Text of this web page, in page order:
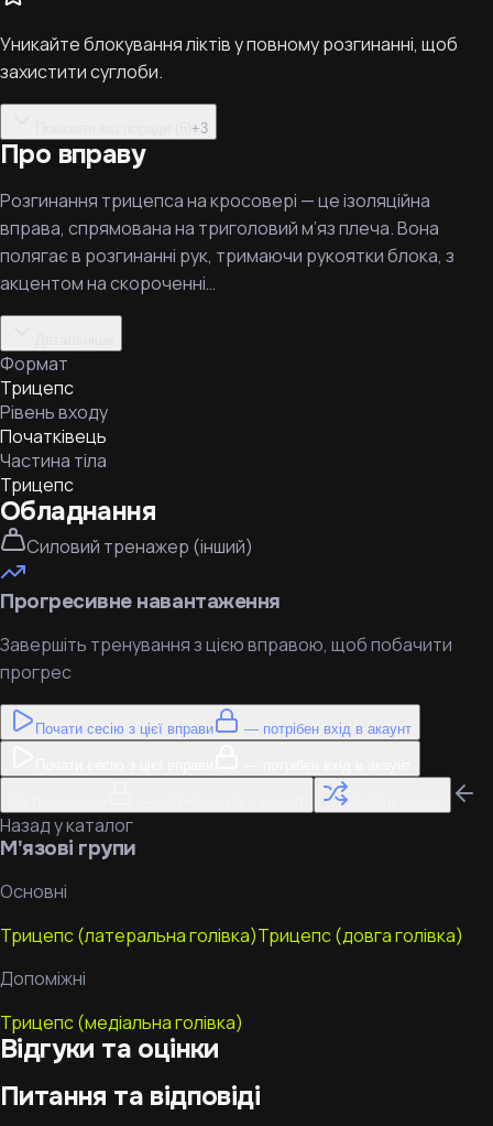
Уникайте блокування ліктів у повному розгинанні, щоб
захистити суглоби.
+3
Про вправу
Розгинання трицепса на кросовері — це ізоляційна
вправа, спрямована на триголовий м’яз плеча. Вона
полягає в розгинанні рук, тримаючи рукоятки блока, з
акцентом на скороченні…
Формат
Трицепс
Рівень входу
Початківець
Частина тіла
Трицепс
Обладнання
Силовий тренажер (інший)
Прогресивне навантаження
Завершіть тренування з цією вправою, щоб побачити
прогрес
Почати сесію з цієї вправи — потрібен вхід в акаунт
Назад у каталог
М'язові групи
Основні
Трицепс (латеральна голівка)Трицепс (довга голівка)
Допоміжні
Трицепс (медіальна голівка)
Відгуки та оцінки
Питання та відповіді